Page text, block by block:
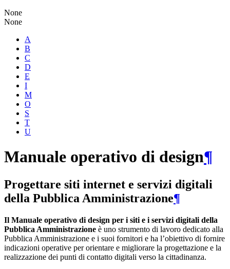
None
None
A
B
C
D
E
I
M
O
S
T
U
Manuale operativo di design¶
Progettare siti internet e servizi digitali
della Pubblica Amministrazione¶
Il Manuale operativo di design per i siti e i servizi digitali della
Pubblica Amministrazione è uno strumento di lavoro dedicato alla
Pubblica Amministrazione e i suoi fornitori e ha l’obiettivo di fornire
indicazioni operative per orientare e migliorare la progettazione e la
realizzazione dei punti di contatto digitali verso la cittadinanza.